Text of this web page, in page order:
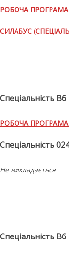
РОБОЧА ПРОГРАМА
СИЛАБУС
Спеціальність
РОБОЧА ПРОГРАМА
Спеціальність
Не викладається
Спеціальність